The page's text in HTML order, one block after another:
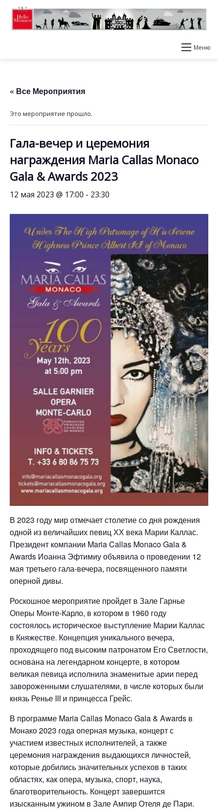
Меню
« Все Мероприятия
Это мероприятие прошло.
Гала-вечер и церемония
награждения Maria Callas Monaco
Gala & Awards 2023
12 мая 2023 @ 17:00 - 23:30
В 2023 году мир отмечает столетие со дня рождения
одной из величайших певиц ХХ века Марии Каллас.
Президент компании Maria Callas Monaco Gala &
Awards Иоанна Эфтимиу объявила о проведении 12
мая третьего гала-вечера, посвященного памяти
оперной дивы.
Роскошное мероприятие пройдет в Зале Гарнье
Оперы Монте-Карло, в котором в 1960 году
состоялось историческое выступление Марии Каллас
в Княжестве. Концепция уникального вечера,
проходящего под высоким патронатом Его Светлости,
основана на легендарном концерте, в котором
великая певица исполнила знаменитые арии перед
завороженными слушателями, в числе которых были
князь Ренье III и принцесса Грейс.
В программе Maria Callas Monaco Gala & Awards в
Монако 2023 года оперная музыка, концерт с
участием известных исполнителей, а также
церемония награждения выдающихся личностей,
которые добились значительных успехов в таких
областях, как опера, музыка, спорт, наука,
благотворительность. Концерт завершится
изысканным ужином в Зале Ампир Отеля де Пари.